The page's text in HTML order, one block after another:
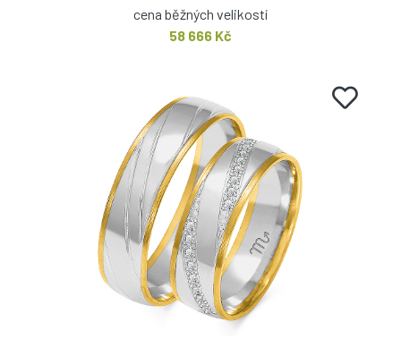
cena běžných velikostí
58 666 Kč